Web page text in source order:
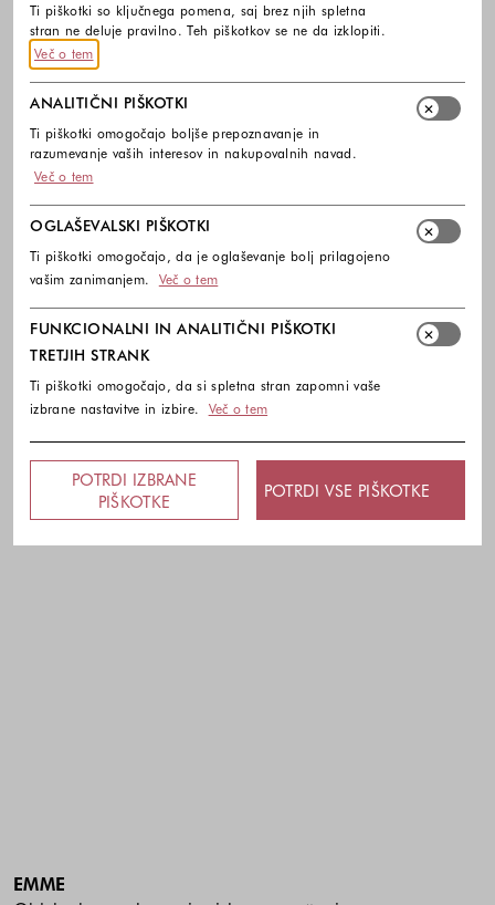
EMME
Ti piškotki so ključnega pomena, saj brez njih spletna
stran ne deluje pravilno. Teh piškotkov se ne da izklopiti.
Več o tem
ANALITIČNI PIŠKOTKI
Ti piškotki omogočajo boljše prepoznavanje in
razumevanje vaših interesov in nakupovalnih navad.
Več o tem
OGLAŠEVALSKI PIŠKOTKI
Ti piškotki omogočajo, da je oglaševanje bolj prilagojeno
vašim zanimanjem.
Več o tem
FUNKCIONALNI IN ANALITIČNI PIŠKOTKI
TRETJIH STRANK
Ti piškotki omogočajo, da si spletna stran zapomni vaše
izbrane nastavitve in izbire.
Več o tem
POTRDI IZBRANE
PIŠKOTKE
POTRDI VSE PIŠKOTKE